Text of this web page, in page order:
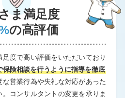
ま満足度
の高評価
度で高い評価をいただいており
保険相談を行うように指導を徹底
な営業行為や失礼な対応があった
コンサルタントの変更を承りま